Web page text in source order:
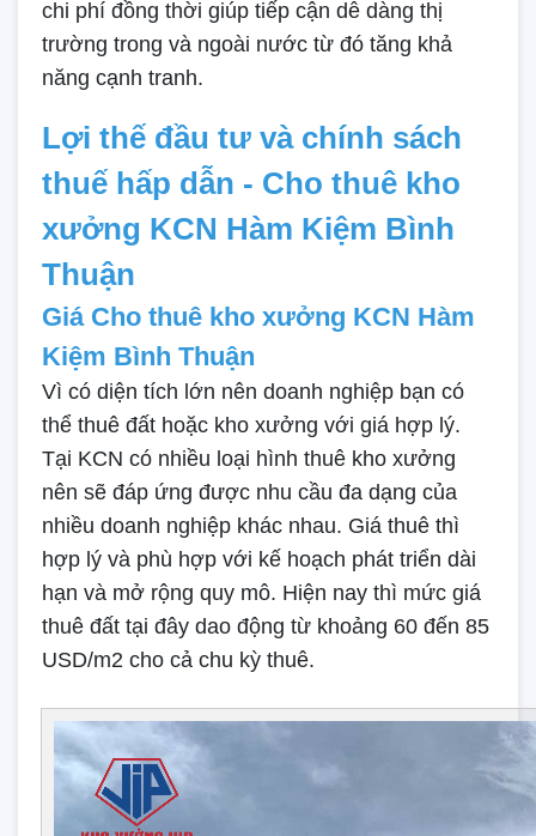
chi phí đồng thời giúp tiếp cận dễ dàng thị
trường trong và ngoài nước từ đó tăng khả
năng cạnh tranh.
Lợi thế đầu tư và chính sách
thuế hấp dẫn - Cho thuê kho
xưởng KCN Hàm Kiệm Bình
Thuận
Giá Cho thuê kho xưởng KCN Hàm
Kiệm Bình Thuận
Vì có diện tích lớn nên doanh nghiệp bạn có
thể thuê đất hoặc kho xưởng với giá hợp lý.
Tại KCN có nhiều loại hình thuê kho xưởng
nên sẽ đáp ứng được nhu cầu đa dạng của
nhiều doanh nghiệp khác nhau. Giá thuê thì
hợp lý và phù hợp với kế hoạch phát triển dài
hạn và mở rộng quy mô. Hiện nay thì mức giá
thuê đất tại đây dao động từ khoảng 60 đến 85
USD/m2 cho cả chu kỳ thuê.